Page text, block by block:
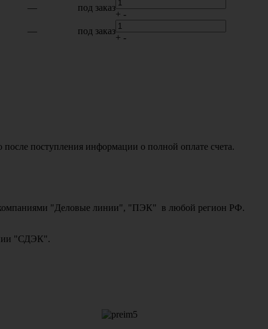
— под заказ
+ -
— под заказ
+ -
поступления информации о полной оплате счета.
компаниями "Деловые линии", "ПЭК" в любой регион РФ.
"СДЭК".